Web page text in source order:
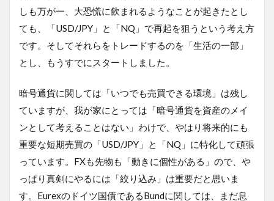
しも万が一、大恐慌に飲まれるようなことが起きたとし
ても、「USD/JPY」と「NQ」で再起を狙うという考え方
です。そしてそれらをトレードするのを「生活の一部」
とし、もうすでにスタートしました。
暗号通貨に関しては「いつでも売買できる環境」は残し
ていますが、我が家にとっては「暗号通貨を資産のメイ
ンとして考えることはない」わけで、やはり将来的にも
重要な短期売買の「USD/JPY」と「NQ」に特化して頑張
っています。FXも先物も「動きに個性がある」ので、や
っぱり真剣にやるには「絞り込み」は重要だと思いま
す。Eurexのドイツ国債であるBundに関しては、まだ息